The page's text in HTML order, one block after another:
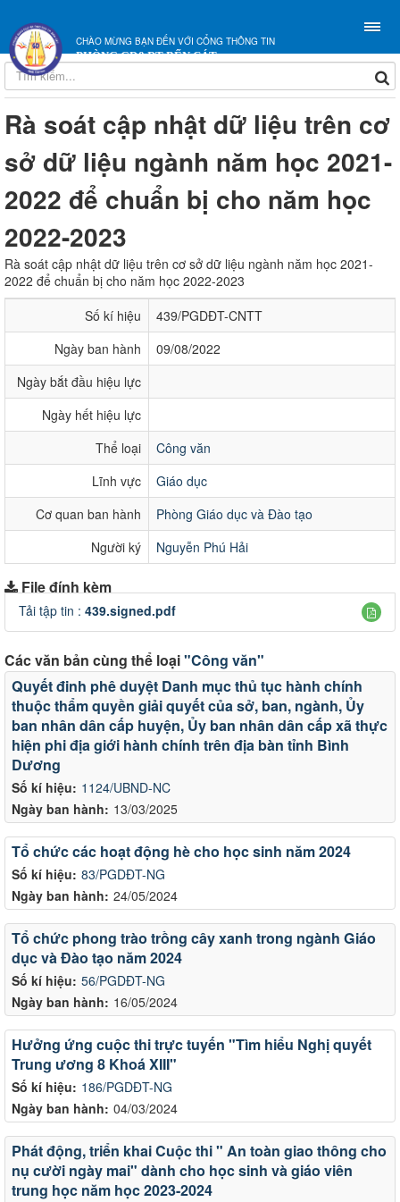
CHÀO MỪNG BẠN ĐẾN VỚI CỔNG THÔNG TIN
PHÒNG GD&ĐT BẾN CÁT
Rà soát cập nhật dữ liệu trên cơ
sở dữ liệu ngành năm học 2021-
2022 để chuẩn bị cho năm học
2022-2023
Rà soát cập nhật dữ liệu trên cơ sở dữ liệu ngành năm học 2021-
2022 để chuẩn bị cho năm học 2022-2023
Số kí hiệu
439/PGDĐT-CNTT
Ngày ban hành
09/08/2022
Ngày bắt đầu hiệu lực
Ngày hết hiệu lực
Thể loại
Công văn
Lĩnh vực
Giáo dục
Cơ quan ban hành
Phòng Giáo dục và Đào tạo
Người ký
Nguyễn Phú Hải
File đính kèm
Tải tập tin : 439.signed.pdf
Các văn bản cùng thể loại"Công văn"
Số kí hiệu: 1124/UBND-NC
Ngày ban hành: 13/03/2025
Quyết đinh phê duyệt Danh mục thủ tục hành chính
thuộc thẩm quyền giải quyết của sở, ban, ngành, Ủy
ban nhân dân cấp huyện, Ủy ban nhân dân cấp xã thực
hiện phi địa giới hành chính trên địa bàn tỉnh Bình
Dương
Số kí hiệu: 83/PGDĐT-NG
Ngày ban hành: 24/05/2024
Tổ chức các hoạt động hè cho học sinh năm 2024
Số kí hiệu: 56/PGDĐT-NG
Ngày ban hành: 16/05/2024
Tổ chức phong trào trồng cây xanh trong ngành Giáo
dục và Đào tạo năm 2024
Số kí hiệu: 186/PGDĐT-NG
Ngày ban hành: 04/03/2024
Hưởng ứng cuộc thi trực tuyến "Tìm hiểu Nghị quyết
Trung ương 8 Khoá XIII"
Phát động, triển khai Cuộc thi " An toàn giao thông cho
nụ cười ngày mai" dành cho học sinh và giáo viên
trung học năm học 2023-2024